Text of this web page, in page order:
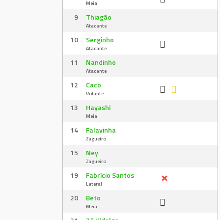
Meia
9 Thiagão
Atacante
10 Serginho
Atacante
11 Nandinho
Atacante
12 Caco
Volante
13 Hayashi
Meia
14 Falavinha
Zagueiro
15 Ney
Zagueiro
19 Fabrício Santos
Lateral
20 Beto
Meia